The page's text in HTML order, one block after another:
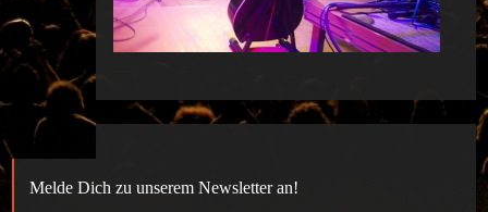
Melde Dich zu unserem Newsletter an!